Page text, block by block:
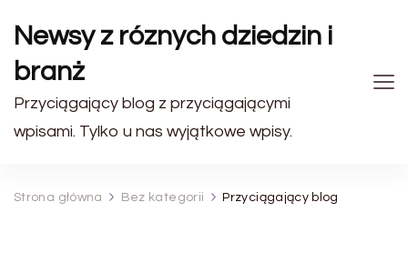
Newsy z róznych dziedzin i
branż
Przyciągający blog z przyciągającymi
wpisami. Tylko u nas wyjątkowe wpisy.
Strona główna Bez kategorii Przyciągający blog